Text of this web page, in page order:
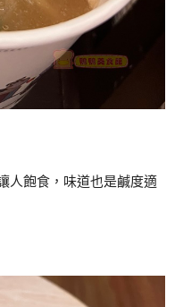
人飽食，味道也是鹹度適